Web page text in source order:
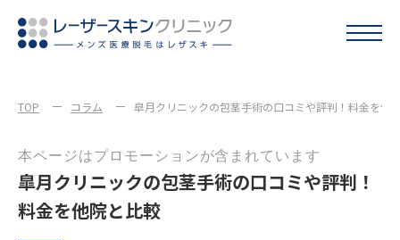
TOP コラム 皐月クリニックの包茎手術の口コミや評判！料金を他
本ページはプロモーションが含まれています
皐月クリニックの包茎手術の口コミや評判！
料金を他院と比較